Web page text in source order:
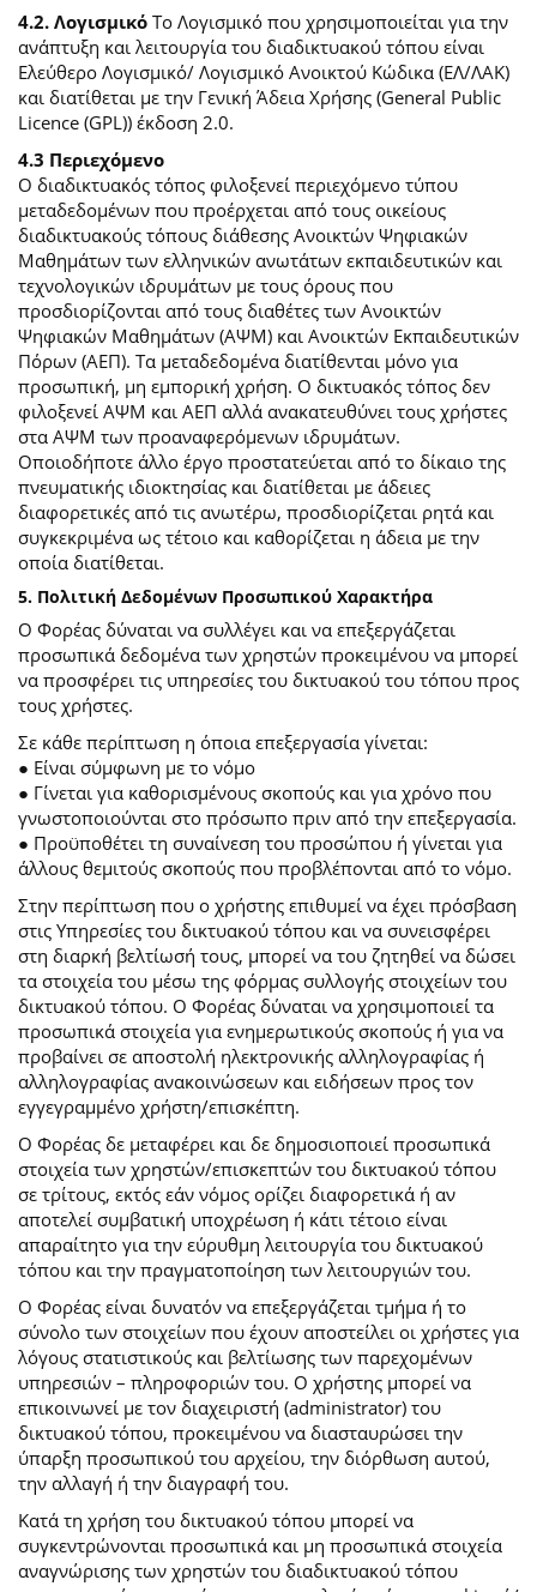
4.2. ΛογισμικόΤο Λογισμικό που χρησιμοποιείται για την
ανάπτυξη και λειτουργία του διαδικτυακού τόπου είναι
Ελεύθερο Λογισμικό/ Λογισμικό Ανοικτού Κώδικα (ΕΛ/ΛΑΚ)
και διατίθεται με την Γενική Άδεια Χρήσης (General Public
Licence (GPL)) έκδοση 2.0.
4.3 Περιεχόμενο
O διαδικτυακός τόπος φιλοξενεί περιεχόμενο τύπου
μεταδεδομένων που προέρχεται από τους οικείους
διαδικτυακούς τόπους διάθεσης Ανοικτών Ψηφιακών
Μαθημάτων των ελληνικών ανωτάτων εκπαιδευτικών και
τεχνολογικών ιδρυμάτων με τους όρους που
προσδιορίζονται από τους διαθέτες των Ανοικτών
Ψηφιακών Μαθημάτων (ΑΨΜ) και Ανοικτών Εκπαιδευτικών
Πόρων (ΑΕΠ). Τα μεταδεδομένα διατίθενται μόνο για
προσωπική, μη εμπορική χρήση. Ο δικτυακός τόπος δεν
φιλοξενεί ΑΨΜ και ΑΕΠ αλλά ανακατευθύνει τους χρήστες
στα ΑΨΜ των προαναφερόμενων ιδρυμάτων.
Οποιοδήποτε άλλο έργο προστατεύεται από το δίκαιο της
πνευματικής ιδιοκτησίας και διατίθεται με άδειες
διαφορετικές από τις ανωτέρω, προσδιορίζεται ρητά και
συγκεκριμένα ως τέτοιο και καθορίζεται η άδεια με την
οποία διατίθεται.
5. Πολιτική Δεδομένων Προσωπικού Χαρακτήρα
Ο Φορέας δύναται να συλλέγει και να επεξεργάζεται
προσωπικά δεδομένα των χρηστών προκειμένου να μπορεί
να προσφέρει τις υπηρεσίες του δικτυακού του τόπου προς
τους χρήστες.
Σε κάθε περίπτωση η όποια επεξεργασία γίνεται:
● Είναι σύμφωνη με το νόμο
● Γίνεται για καθορισμένους σκοπούς και για χρόνο που
γνωστοποιούνται στο πρόσωπο πριν από την επεξεργασία.
● Προϋποθέτει τη συναίνεση του προσώπου ή γίνεται για
άλλους θεμιτούς σκοπούς που προβλέπονται από το νόμο.
Στην περίπτωση που ο χρήστης επιθυμεί να έχει πρόσβαση
στις Υπηρεσίες του δικτυακού τόπου και να συνεισφέρει
στη διαρκή βελτίωσή τους, μπορεί να του ζητηθεί να δώσει
τα στοιχεία του μέσω της φόρμας συλλογής στοιχείων του
δικτυακού τόπου. Ο Φορέας δύναται να χρησιμοποιεί τα
προσωπικά στοιχεία για ενημερωτικούς σκοπούς ή για να
προβαίνει σε αποστολή ηλεκτρονικής αλληλογραφίας ή
αλληλογραφίας ανακοινώσεων και ειδήσεων προς τον
εγγεγραμμένο χρήστη/επισκέπτη.
Ο Φορέας δε μεταφέρει και δε δημοσιοποιεί προσωπικά
στοιχεία των χρηστών/επισκεπτών του δικτυακού τόπου
σε τρίτους, εκτός εάν νόμος ορίζει διαφορετικά ή αν
αποτελεί συμβατική υποχρέωση ή κάτι τέτοιο είναι
απαραίτητο για την εύρυθμη λειτουργία του δικτυακού
τόπου και την πραγματοποίηση των λειτουργιών του.
Ο Φορέας είναι δυνατόν να επεξεργάζεται τμήμα ή το
σύνολο των στοιχείων που έχουν αποστείλει οι χρήστες για
λόγους στατιστικούς και βελτίωσης των παρεχομένων
υπηρεσιών – πληροφοριών του. Ο χρήστης μπορεί να
επικοινωνεί με τον διαχειριστή (administrator) του
δικτυακού τόπου, προκειμένου να διασταυρώσει την
ύπαρξη προσωπικού του αρχείου, την διόρθωση αυτού,
την αλλαγή ή την διαγραφή του.
Κατά τη χρήση του δικτυακού τόπου μπορεί να
συγκεντρώνονται προσωπικά και μη προσωπικά στοιχεία
αναγνώρισης των χρηστών του διαδικτυακού τόπου